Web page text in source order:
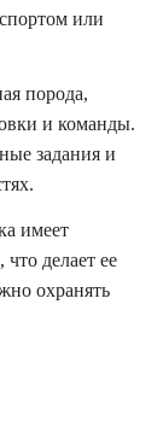
или
порода,
и команды.
задания и
имеет
делает ее
охранять